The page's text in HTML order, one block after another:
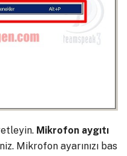
Mikrofon aygıtı
Mikrofon ayarınızı bas